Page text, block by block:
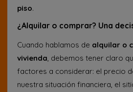
piso.
¿Alquilar o comprar? Una
Cuando hablamos de alquilar o
vivienda, debemos tener claro
factores a considerar: el precio
nuestra situación financiera, el